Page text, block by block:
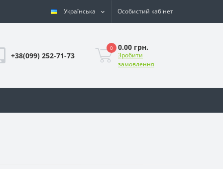
Українська Особистий кабінет
+38(099) 252-71-73
0 0.00 грн.
Зробити
замовлення